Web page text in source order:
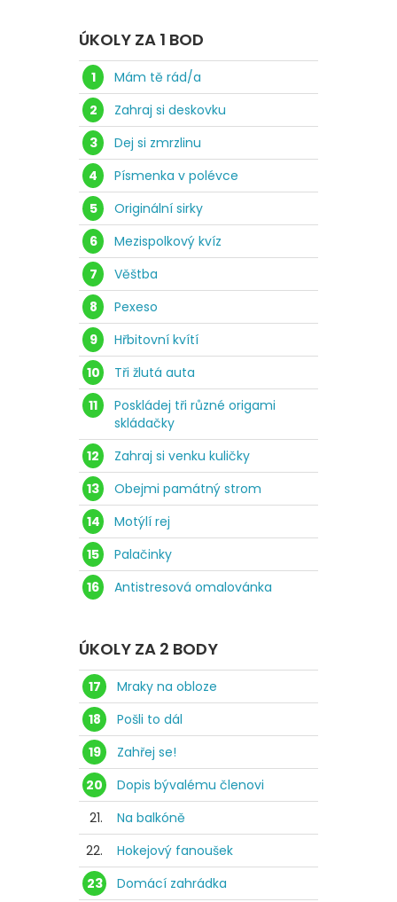
ÚKOLY ZA 1 BOD
1
Mám tě rád/a
2
Zahraj si deskovku
3
Dej si zmrzlinu
4
Písmenka v polévce
5
Originální sirky
6
Mezispolkový kvíz
7
Věštba
8
Pexeso
9
Hřbitovní kvítí
10
Tři žlutá auta
11
Poskládej tři různé origami
skládačky
12
Zahraj si venku kuličky
13
Obejmi památný strom
14
Motýlí rej
15
Palačinky
16
Antistresová omalovánka
ÚKOLY ZA 2 BODY
17
Mraky na obloze
18
Pošli to dál
19
Zahřej se!
20
Dopis bývalému členovi
21.
Na balkóně
22.
Hokejový fanoušek
23
Domácí zahrádka